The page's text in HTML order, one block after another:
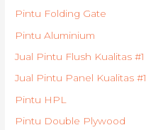
Pintu Folding Gate
Pintu Aluminium
Jual Pintu Flush Kualitas #1
Jual Pintu Panel Kualitas #1
Pintu HPL
Pintu Double Plywood